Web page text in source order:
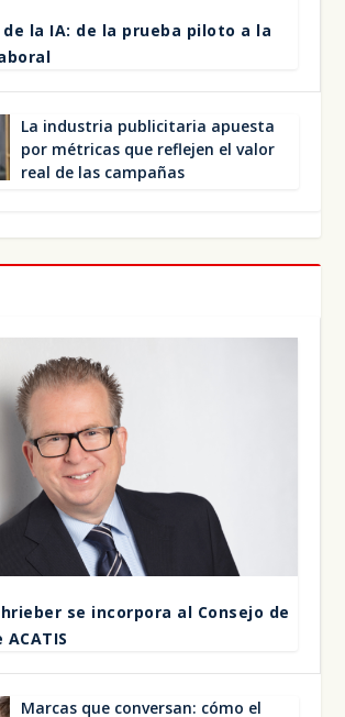
la IA: de la prue­ba pilo­to a la
La indus­tria publi­ci­ta­ria apues­ta
por métri­cas que refle­jen el valor
real de las cam­pa­ñas
se incor­po­ra al Con­se­jo de
Mar­cas que con­ver­san: cómo el